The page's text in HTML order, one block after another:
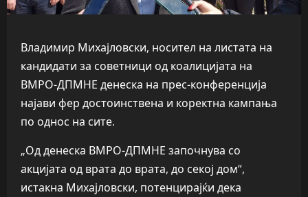
Владимир Михајловски, носител на листата на
кандидати за советници од коалицијата на
ВМРО-ДПМНЕ денеска на прес-конференција
најави фер достоинствена и коректна кампања
по однос на сите.
„Од денеска ВМРО-ДПМНЕ започнува со
акцијата од врата до врата, до секој дом“,
истакна Михајловски, потенцирајќи дека